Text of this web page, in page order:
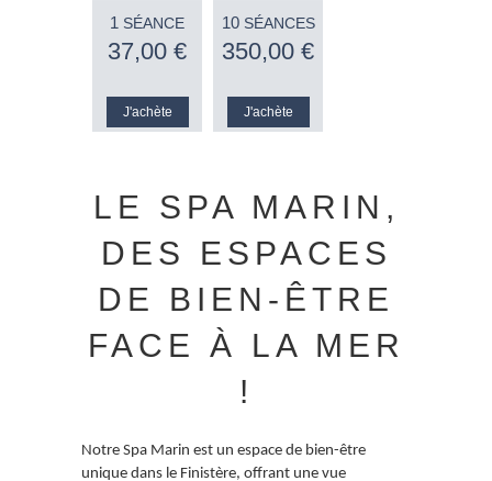
1 SÉANCE
37,00 €
10SÉANCES
350,00 €
LE SPA MARIN,
DES ESPACES
DE BIEN-ÊTRE
FACE À LA MER
!
Notre Spa Marin est un espace de bien-être
unique dans le Finistère, offrant une vue